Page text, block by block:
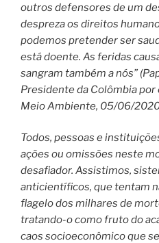
outros defensores de um
despreza os direitos
podemos pretender ser
está doente. As feridas
sangram também a nós”
Presidente da Colômbia por
Meio Ambiente, 05/06/
Todos, pessoas e
ações ou omissões neste
desafiador. Assistimos,
anticientíficos, que tentam
flagelo dos milhares de
tratando-o como fruto do
caos socioeconômico que